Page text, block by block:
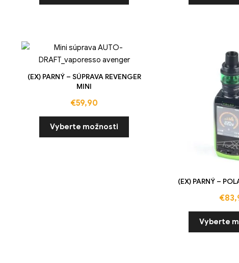
(EX) PARNÝ – SÚPRAVA REVENGER
MINI
€59,90
Vyberte možnosti
(EX) PARNÝ –
€
Vyberte